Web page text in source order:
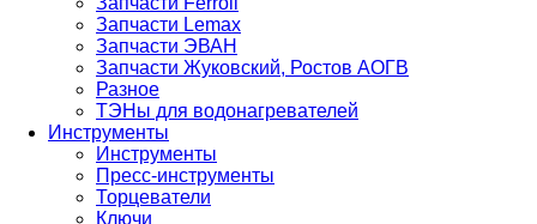
Запчасти Lemax
Запчасти ЭВАН
Запчасти Жуковский, Ростов АОГВ
Разное
ТЭНы для водонагревателей
Инструменты
Инструменты
Пресс-инструменты
Торцеватели
Ключи